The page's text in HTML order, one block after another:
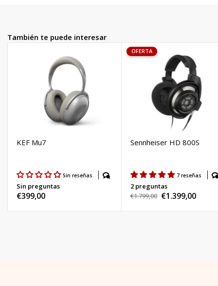
También te puede interesar
KEF Mu7
Sin reseñas
Sin preguntas
Precio
€399,00
OFERTA
Sennheiser HD 800S
7 reseñas
2 preguntas
Precio
€1.799,00 Precio
de
€1.399,00